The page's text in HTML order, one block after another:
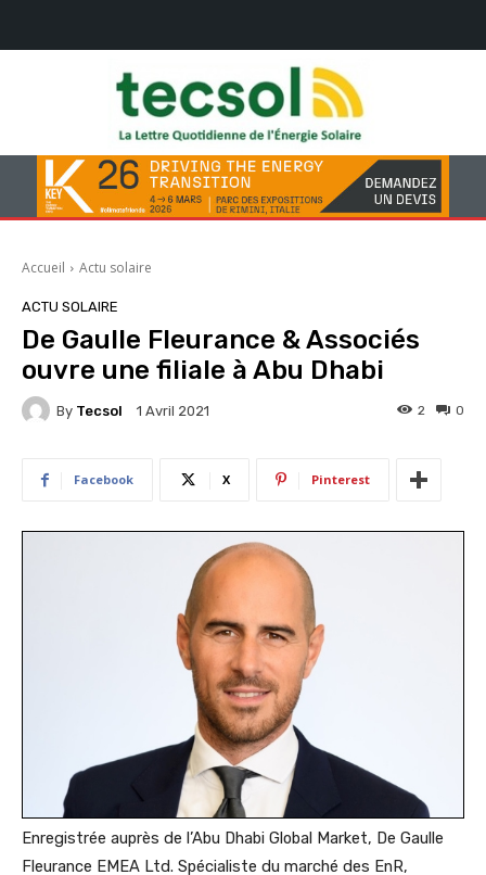
Accueil Actu solaire
ACTU SOLAIRE
De Gaulle Fleurance & Associés
ouvre une filiale à Abu Dhabi
By Tecsol 1 Avril 2021 0
2
Facebook X Pinterest
Enregistrée auprès de l’Abu Dhabi Global Market, De Gaulle
Fleurance EMEA Ltd. Spécialiste du marché des EnR,